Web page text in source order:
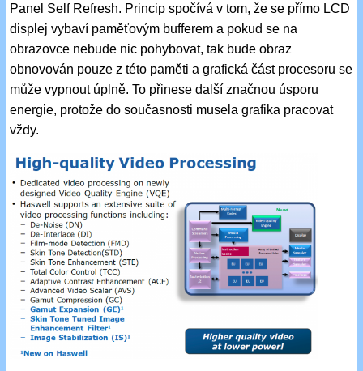
Panel Self Refresh. Princip spočívá v tom, že se přímo LCD
displej vybaví paměťovým bufferem a pokud se na
obrazovce nebude nic pohybovat, tak bude obraz
obnovován pouze z této paměti a grafická část procesoru se
může vypnout úplně. To přinese další značnou úsporu
energie, protože do současnosti musela grafika pracovat
vždy.